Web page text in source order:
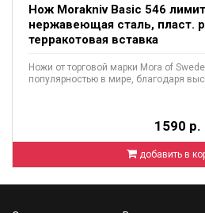
Нож Morakniv Basic 546
нержавеющая сталь, пласт.
терракотовая вставка
Ножи от торговой марки Mora of
популярностью в мире, благодаря
1590 р.
добавить в